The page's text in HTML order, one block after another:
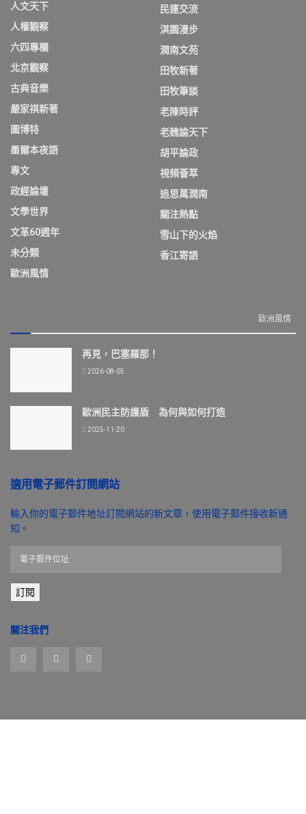
人文天下
人權觀察
六四專欄
北京觀察
古典音樂
嚴家祺新著
圖博特
墨爾本夜語
專文
政經論壇
文學世界
文革60週年
未分類
歐洲風情
民運交流
淇園漫步
潤南文苑
田牧新著
田牧筆談
老陳時評
老魏論天下
胡平論政
視頻薈萃
追思萬潤南
關注熱點
雪山下的火焰
香江寄語
歐洲風情
再見，巴塞羅那！
2026-08-05
歐洲民主防護盾 為何與如何打造
2025-11-20
適用電子郵件訂閱網站
輸入你的電子郵件地址訂閱網站的新文章，使用電子郵件接收新通
知。
郵
件
址
訂閱
關注我們